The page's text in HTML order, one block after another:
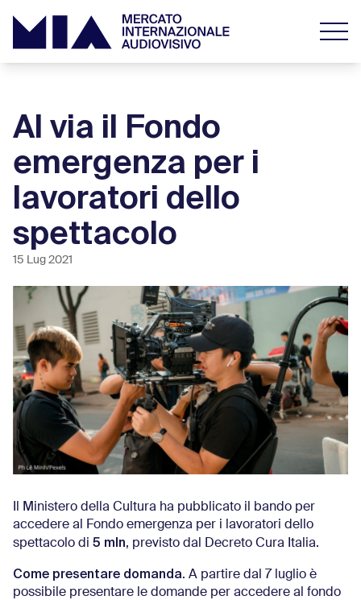
Al via il Fondo
emergenza per i
lavoratori dello
spettacolo
15 Lug 2021
Il Ministero della Cultura ha pubblicato il bando per
accedere al Fondo emergenza per i lavoratori dello
spettacolo di 5 mln, previsto dal Decreto Cura Italia.
Come presentare domanda. A partire dal 7 luglio è
possibile presentare le domande per accedere al fondo